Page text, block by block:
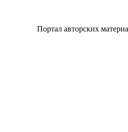
Портал авторских материалов по